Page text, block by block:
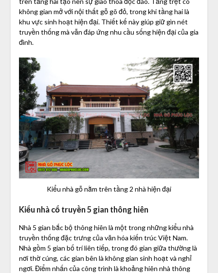
không gian mở với nội thất gỗ gõ đỏ, trong khi tầng hai là
khu vực sinh hoạt hiện đại. Thiết kế này giúp giữ gìn nét
truyền thống mà vẫn đáp ứng nhu cầu sống hiện đại của gia
đình.
Kiểu nhà gỗ nằm trên tầng 2 nhà hiện đại
Kiểu nhà cổ truyền 5 gian thông hiên
Nhà 5 gian bắc bộ thông hiên là một trong những kiểu nhà
truyền thống đặc trưng của văn hóa kiến trúc Việt Nam.
Nhà gồm 5 gian bố trí liên tiếp, trong đó gian giữa thường là
nơi thờ cúng, các gian bên là không gian sinh hoạt và nghỉ
ngơi. Điểm nhấn của công trình là khoảng hiên nhà thông